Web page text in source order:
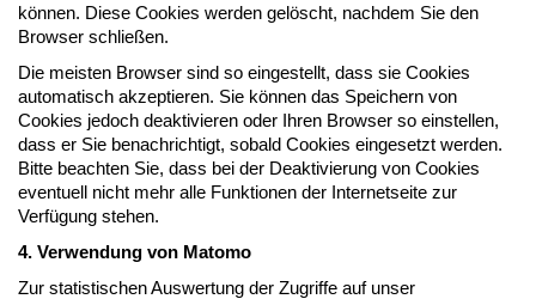
können. Diese Cookies werden gelöscht, nachdem Sie den
Browser schließen.
Die meisten Browser sind so eingestellt, dass sie Cookies
automatisch akzeptieren. Sie können das Speichern von
Cookies jedoch deaktivieren oder Ihren Browser so einstellen,
dass er Sie benachrichtigt, sobald Cookies eingesetzt werden.
Bitte beachten Sie, dass bei der Deaktivierung von Cookies
eventuell nicht mehr alle Funktionen der Internetseite zur
Verfügung stehen.
4. Verwendung von Matomo
Zur statistischen Auswertung der Zugriffe auf unser